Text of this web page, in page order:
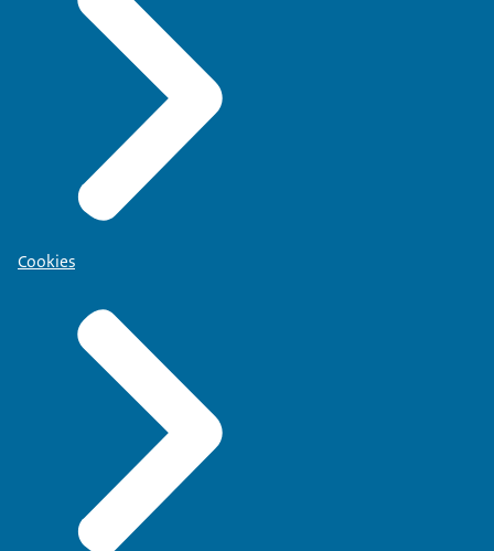
Cookies